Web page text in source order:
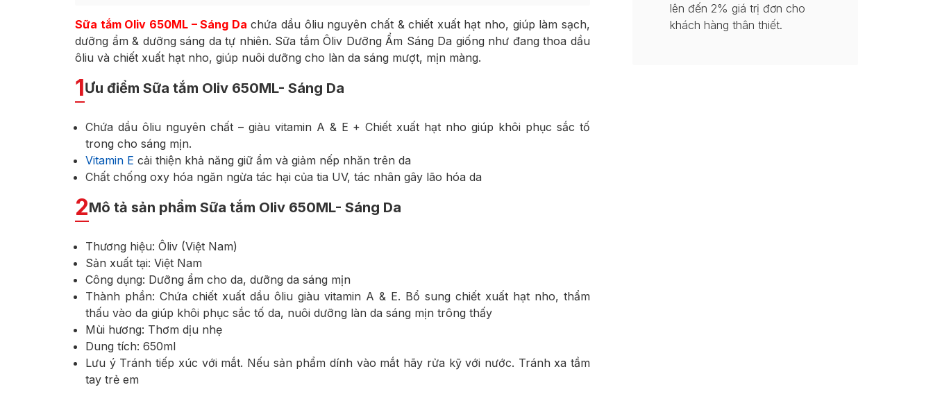
Sữa tắm Oliv 650ML – Sáng Da chứa dầu ôliu nguyên chất & chiết xuất hạt nho, giúp làm sạch,
dưỡng ẩm & dưỡng sáng da tự nhiên. Sữa tắm Ôliv Dưỡng Ẩm Sáng Da giống như đang thoa dầu
ôliu và chiết xuất hạt nho, giúp nuôi dưỡng cho làn da sáng mượt, mịn màng.
1Ưu điểm Sữa tắm Oliv 650ML- Sáng Da
Chứa dầu ôliu nguyên chất – giàu vitamin A & E + Chiết xuất hạt nho giúp khôi phục sắc tố
trong cho sáng mịn.
Vitamin E cải thiện khả năng giữ ẩm và giảm nếp nhăn trên da
Chất chống oxy hóa ngăn ngừa tác hại của tia UV, tác nhân gây lão hóa da
2Mô tả sản phẩm Sữa tắm Oliv 650ML- Sáng Da
Thương hiệu: Ôliv (Việt Nam)
Sản xuất tại: Việt Nam
Công dụng: Dưỡng ẩm cho da, dưỡng da sáng mịn
Thành phần: Chứa chiết xuất dầu ôliu giàu vitamin A & E. Bổ sung chiết xuất hạt nho, thẩm
thấu vào da giúp khôi phục sắc tố da, nuôi dưỡng làn da sáng mịn trông thấy
Mùi hương: Thơm dịu nhẹ
Dung tích: 650ml
Lưu ý Tránh tiếp xúc với mắt. Nếu sản phẩm dính vào mắt hãy rửa kỹ với nước. Tránh xa tầm
tay trẻ em
lên đến 2% giá trị đơn cho
khách hàng thân thiết.